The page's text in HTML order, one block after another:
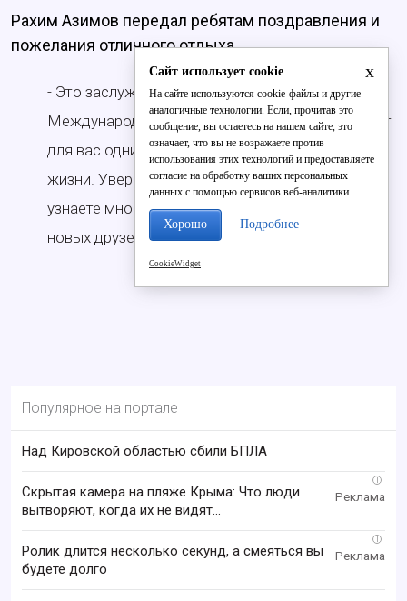
Рахим Азимов передал ребятам поздравления и
пожелания отличного отдыха.
- Это заслуженная победа. Пусть отдых в
Международном детском центре «Артек» станет
для вас одним из самых ярких событий в вашей
жизни. Уверен, вы отлично проведёте время,
узнаете много нового и интересного, найдёте
новых друзей.
Популярное на портале
Над Кировской областью сбили БПЛА
i
Скрытая камера на пляже Крыма: Что люди
вытворяют, когда их не видят...
i
Ролик длится несколько секунд, а смеяться вы
будете долго
x
Сайт использует cookie
На сайте используются cookie-файлы и другие
аналогичные технологии. Если, прочитав это
сообщение, вы остаетесь на нашем сайте, это
означает, что вы не возражаете против
использования этих технологий и предоставляете
согласие на обработку ваших персональных
данных с помощью сервисов веб-аналитики.
Хорошо Подробнее
CookieWidget